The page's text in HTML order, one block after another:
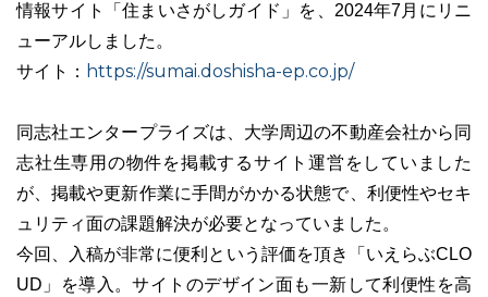
ニュース一覧 お役立ちブログ 資料ダウンロード
特長 サービス一覧
03-6689-1791
情報サイト「住まいさがしガイド」を、2024年7月にリニ
ューアルしました。
サイト： https://sumai.doshisha-ep.co.jp/
同志社エンタープライズは、大学周辺の不動産会社から同
志社生専用の物件を掲載するサイト運営をしていました
が、掲載や更新作業に手間がかかる状態で、利便性やセキ
ュリティ面の課題解決が必要となっていました。
今回、入稿が非常に便利という評価を頂き「いえらぶCLO
UD」を導入。サイトのデザイン面も一新して利便性を高